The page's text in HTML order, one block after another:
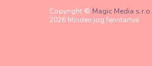
Copyright © Magic Media s.r.o.
2026 Minden jog fenntartva